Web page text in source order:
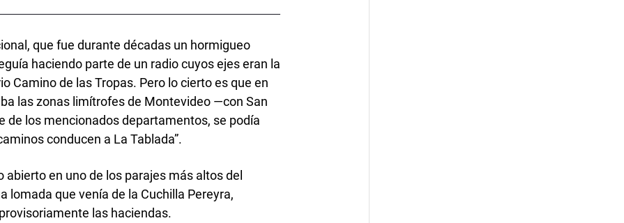
que fue durante décadas un hormigueo
haciendo parte de un radio cuyos ejes eran la
Camino de las Tropas. Pero lo cierto es que en
las zonas limítrofes de Montevideo —con San
de los mencionados departamentos, se podía
conducen a La Tablada”.
abierto en uno de los parajes más altos del
lomada que venía de la Cuchilla Pereyra,
las haciendas.